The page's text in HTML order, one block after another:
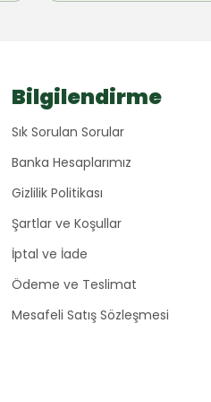
Bilgilendirme
Sık Sorulan Sorular
Banka Hesaplarımız
Gizlilik Politikası
Şartlar ve Koşullar
İptal ve İade
Ödeme ve Teslimat
Mesafeli Satış Sözleşmesi